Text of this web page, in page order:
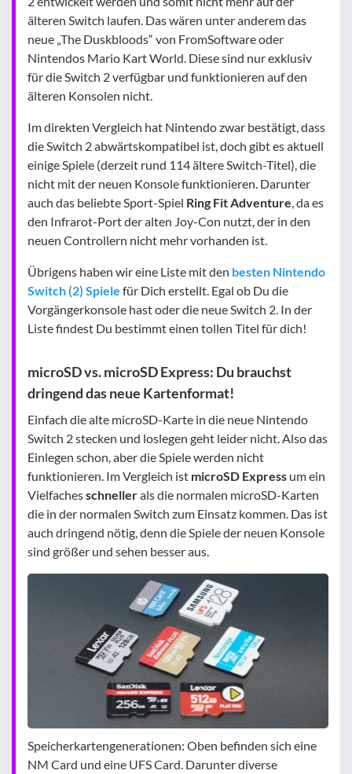
älteren Switch laufen. Das wären unter anderem das
neue „The Duskbloods“ von FromSoftware oder
Nintendos Mario Kart World. Diese sind nur exklusiv
für die Switch 2 verfügbar und funktionieren auf den
älteren Konsolen nicht.
Im direkten Vergleich hat Nintendo zwar bestätigt, dass
die Switch 2 abwärtskompatibel ist, doch gibt es aktuell
einige Spiele (derzeit rund 114 ältere Switch-Titel), die
nicht mit der neuen Konsole funktionieren. Darunter
auch das beliebte Sport-Spiel Ring Fit Adventure, da es
den Infrarot-Port der alten Joy-Con nutzt, der in den
neuen Controllern nicht mehr vorhanden ist.
Übrigens haben wir eine Liste mit den besten Nintendo
Switch (2) Spiele für Dich erstellt. Egal ob Du die
Vorgängerkonsole hast oder die neue Switch 2. In der
Liste findest Du bestimmt einen tollen Titel für dich!
microSD vs. microSD Express: Du brauchst
dringend das neue Kartenformat!
Einfach die alte microSD-Karte in die neue Nintendo
Switch 2 stecken und loslegen geht leider nicht. Also das
Einlegen schon, aber die Spiele werden nicht
funktionieren. Im Vergleich ist microSD Express um ein
Vielfachesschnellerals die normalen microSD-Karten
die in der normalen Switch zum Einsatz kommen. Das ist
auch dringend nötig, denn die Spiele der neuen Konsole
sind größer und sehen besser aus.
Speicherkartengenerationen: Oben befinden sich eine
NM Card und eine UFS Card. Darunter diverse